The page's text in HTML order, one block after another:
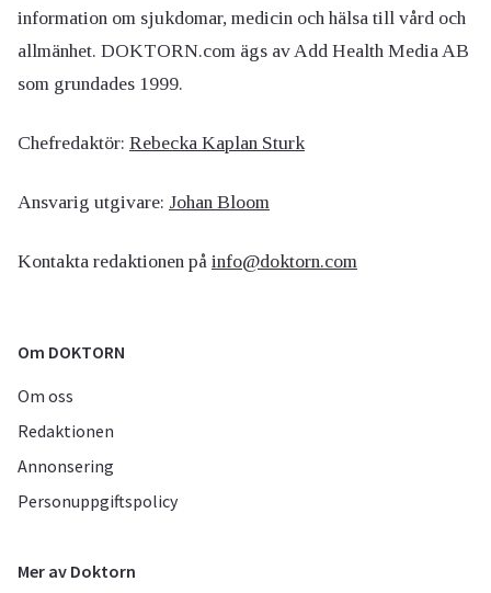
information om sjukdomar, medicin och hälsa till vård och
allmänhet. DOKTORN.com ägs av Add Health Media AB
som grundades 1999.
Chefredaktör: Rebecka Kaplan Sturk
Ansvarig utgivare: Johan Bloom
Kontakta redaktionen på info@doktorn.com
Om DOKTORN
Om oss
Redaktionen
Annonsering
Personuppgiftspolicy
Mer av Doktorn